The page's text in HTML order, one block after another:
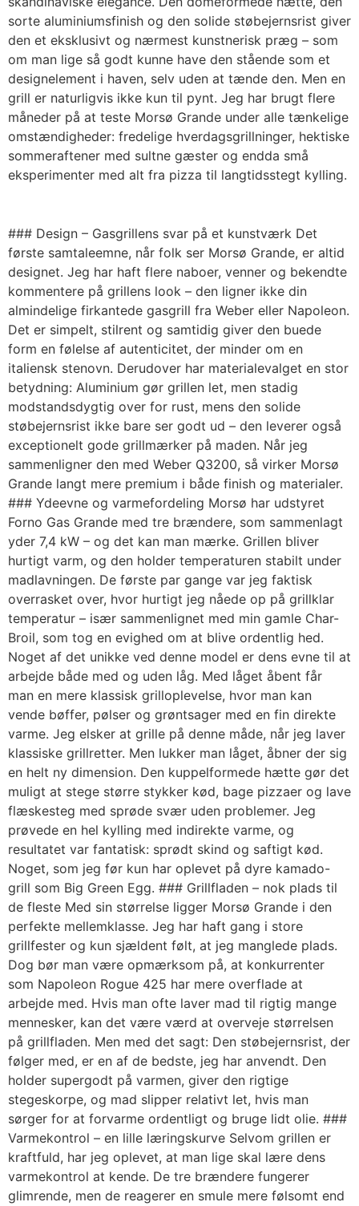
sorte aluminiumsfinish og den solide støbejernsrist giver
den et eksklusivt og nærmest kunstnerisk præg – som
om man lige så godt kunne have den stående som et
designelement i haven, selv uden at tænde den. Men en
grill er naturligvis ikke kun til pynt. Jeg har brugt flere
måneder på at teste Morsø Grande under alle tænkelige
omstændigheder: fredelige hverdagsgrillninger, hektiske
sommeraftener med sultne gæster og endda små
eksperimenter med alt fra pizza til langtidsstegt kylling.
### Design – Gasgrillens svar på et kunstværk Det
første samtaleemne, når folk ser Morsø Grande, er altid
designet. Jeg har haft flere naboer, venner og bekendte
kommentere på grillens look – den ligner ikke din
almindelige firkantede gasgrill fra Weber eller Napoleon.
Det er simpelt, stilrent og samtidig giver den buede
form en følelse af autenticitet, der minder om en
italiensk stenovn. Derudover har materialevalget en stor
betydning: Aluminium gør grillen let, men stadig
modstandsdygtig over for rust, mens den solide
støbejernsrist ikke bare ser godt ud – den leverer også
exceptionelt gode grillmærker på maden. Når jeg
sammenligner den med Weber Q3200, så virker Morsø
Grande langt mere premium i både finish og materialer.
### Ydeevne og varmefordeling Morsø har udstyret
Forno Gas Grande med tre brændere, som sammenlagt
yder 7,4 kW – og det kan man mærke. Grillen bliver
hurtigt varm, og den holder temperaturen stabilt under
madlavningen. De første par gange var jeg faktisk
overrasket over, hvor hurtigt jeg nåede op på grillklar
temperatur – især sammenlignet med min gamle Char-
Broil, som tog en evighed om at blive ordentlig hed.
Noget af det unikke ved denne model er dens evne til at
arbejde både med og uden låg. Med låget åbent får
man en mere klassisk grilloplevelse, hvor man kan
vende bøffer, pølser og grøntsager med en fin direkte
varme. Jeg elsker at grille på denne måde, når jeg laver
klassiske grillretter. Men lukker man låget, åbner der sig
en helt ny dimension. Den kuppelformede hætte gør det
muligt at stege større stykker kød, bage pizzaer og lave
flæskesteg med sprøde svær uden problemer. Jeg
prøvede en hel kylling med indirekte varme, og
resultatet var fantatisk: sprødt skind og saftigt kød.
Noget, som jeg før kun har oplevet på dyre kamado-
grill som Big Green Egg. ### Grillfladen – nok plads til
de fleste Med sin størrelse ligger Morsø Grande i den
perfekte mellemklasse. Jeg har haft gang i store
grillfester og kun sjældent følt, at jeg manglede plads.
Dog bør man være opmærksom på, at konkurrenter
som Napoleon Rogue 425 har mere overflade at
arbejde med. Hvis man ofte laver mad til rigtig mange
mennesker, kan det være værd at overveje størrelsen
på grillfladen. Men med det sagt: Den støbejernsrist, der
følger med, er en af de bedste, jeg har anvendt. Den
holder supergodt på varmen, giver den rigtige
stegeskorpe, og mad slipper relativt let, hvis man
sørger for at forvarme ordentligt og bruge lidt olie. ###
Varmekontrol – en lille læringskurve Selvom grillen er
kraftfuld, har jeg oplevet, at man lige skal lære dens
varmekontrol at kende. De tre brændere fungerer
glimrende, men de reagerer en smule mere følsomt end